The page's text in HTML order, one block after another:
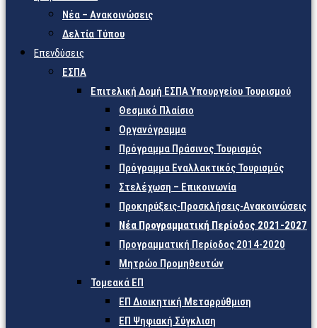
Νέα – Ανακοινώσεις
Δελτία Τύπου
Επενδύσεις
ΕΣΠΑ
Επιτελική Δομή ΕΣΠΑ Υπουργείου Τουρισμού
Θεσμικό Πλαίσιο
Οργανόγραμμα
Πρόγραμμα Πράσινος Τουρισμός
Πρόγραμμα Εναλλακτικός Τουρισμός
Στελέχωση – Επικοινωνία
Προκηρύξεις-Προσκλήσεις-Ανακοινώσεις
Νέα Προγραμματική Περίοδος 2021-2027
Προγραμματική Περίοδος 2014-2020
Μητρώο Προμηθευτών
Τομεακά ΕΠ
ΕΠ Διοικητική Μεταρρύθμιση
ΕΠ Ψηφιακή Σύγκλιση